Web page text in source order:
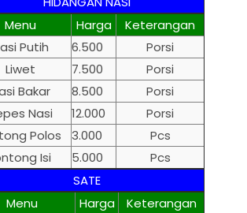
Menu
Harga
Keterangan
Putih
6.500
Porsi
Liwet
7.500
Porsi
Bakar
8.500
Porsi
Nasi
12.000
Porsi
Polos
3.000
Pcs
Isi
5.000
Pcs
SATE
Menu
Harga
Keterangan